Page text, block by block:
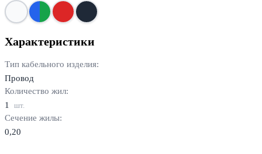
Характеристики
Тип кабельного изделия:
Провод
Количество жил:
1
шт.
Сечение жилы:
0,20